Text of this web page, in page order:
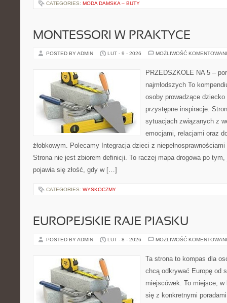
CATEGORIES: MODA DAMSKA – BUTY
MONTESSORI W PRAKTYCE
POSTED BY ADMIN LUT - 9 - 2026 MOŻLIWOŚĆ
PRZEDSZKOLE NA 5 –
najmłodszych To
osoby prowadzące dziecko
przystępne inspiracje.
sytuacjach związanych z
emocjami, relacjami oraz
żłobkowym. Polecamy Integracja dzieci z
Strona nie jest zbiorem definicji. To raczej mapa drogowa po
pojawia się złość, gdy w […]
CATEGORIES: WYSKOCZMY
EUROPEJSKIE RAJE PIASKU
POSTED BY ADMIN LUT - 8 - 2026 MOŻLIWOŚĆ
Ta strona to kompas dla
chcą odkrywać Europę od
miejscówek. To miejsce,
się z konkretnymi